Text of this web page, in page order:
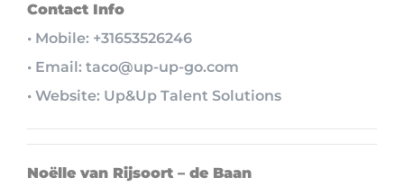
Contact Info
• Mobile: +31653526246
• Email: taco@up-up-go.com
• Website: Up&Up Talent Solutions
Noëlle van Rijsoort – de Baan